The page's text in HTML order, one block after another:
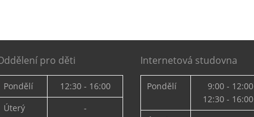
pro děti
Pondělí
12:30 - 16:00
Úterý
-
Internetová studovna
Pondělí
9:00 - 12:00
12:30 - 16:00